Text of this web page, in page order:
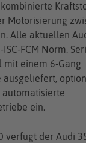
kombinierte
Motorisierung
Alle aktuellen
FCM Norm.
mit einem 6-Gang
ausgeliefert,
automatisierte
ein.
verfügt der Audi